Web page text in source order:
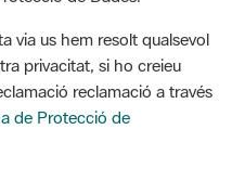
reclamació a través
de Protecció de